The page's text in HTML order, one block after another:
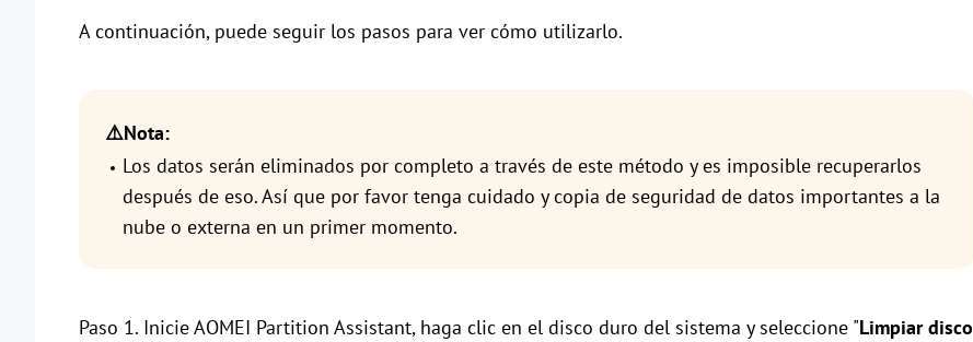
A continuación, puede seguir los pasos para ver cómo utilizarlo.
⚠️Nota:
Los datos serán eliminados por completo a través de este método y es imposible recuperarlos
después de eso. Así que por favor tenga cuidado y copia de seguridad de datos importantes a la
nube o externa en un primer momento.
Paso 1. Inicie AOMEI Partition Assistant, haga clic en el disco duro del sistema y seleccione "Limpiar disco